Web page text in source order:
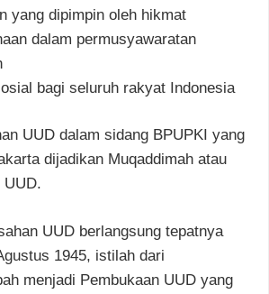
yang dipimpin oleh hikmat
dalam permusyawaratan
bagi seluruh rakyat Indonesia
UUD dalam sidang BPUPKI yang
dijadikan Muqaddimah atau
UUD.
UUD berlangsung tepatnya
1945, istilah dari
menjadi Pembukaan UUD yang